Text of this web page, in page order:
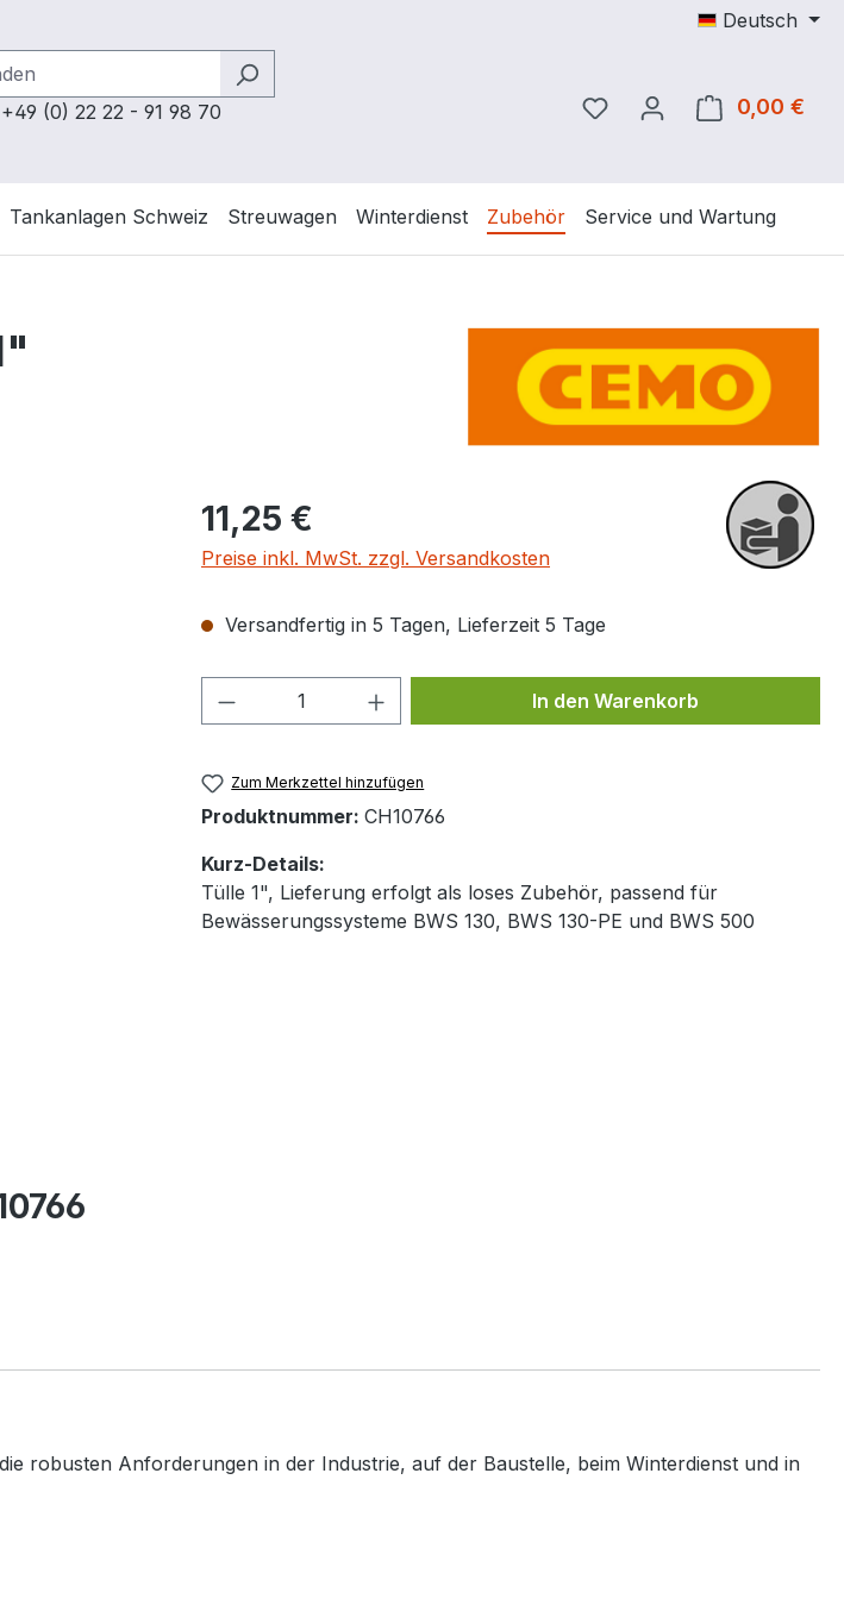
Deutsch
(0) 22 22 - 91 98 70 Du hast 0 Produkte auf
0,00 €
Tankanlagen Schweiz Streuwagen Winterdienst Zubehör Service und Wartung
Regulärer Preis:
11,25 €
Preise inkl. MwSt. zzgl. Versandkosten
Versandfertig in 5 Tagen, Lieferzeit 5 Tage
Produkt Anzahl: Gib den gewünschten Wert
In den Warenkorb
Zum Merkzettel hinzufügen
Produktnummer: CH10766
Kurz-Details:
Tülle 1", Lieferung erfolgt als loses Zubehör, passend für
Bewässerungssysteme BWS 130, BWS 130-PE und BWS 500
robusten Anforderungen in der Industrie, auf der Baustelle, beim Winterdienst und in